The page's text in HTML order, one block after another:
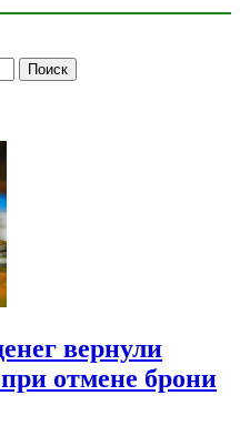
вернули
отмене брони